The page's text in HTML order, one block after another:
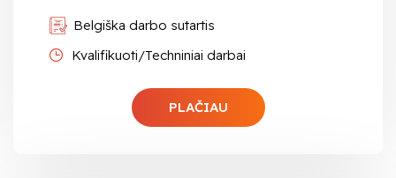
Belgiška darbo sutartis
Kvalifikuoti/Techniniai darbai
PLAČIAU